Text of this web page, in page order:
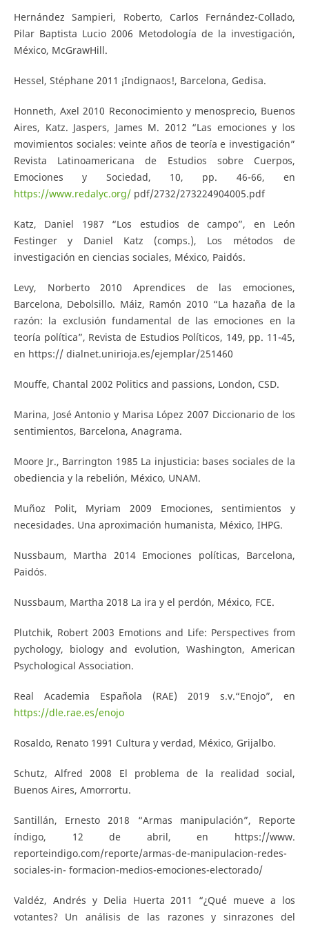
Hernández Sampieri, Roberto, Carlos Fernández-Collado,
Pilar Baptista Lucio 2006 Metodología de la investigación,
México, McGrawHill.
Hessel, Stéphane 2011 ¡Indignaos!, Barcelona, Gedisa.
Honneth, Axel 2010 Reconocimiento y menosprecio, Buenos
Aires, Katz. Jaspers, James M. 2012 “Las emociones y los
movimientos sociales: veinte años de teoría e investigación”
Revista Latinoamericana de Estudios sobre Cuerpos,
Emociones y Sociedad, 10, pp. 46-66, en
https://www.redalyc.org/pdf/2732/273224904005.pdf
Katz, Daniel 1987 “Los estudios de campo”, en León
Festinger y Daniel Katz (comps.), Los métodos de
investigación en ciencias sociales, México, Paidós.
Levy, Norberto 2010 Aprendices de las emociones,
Barcelona, Debolsillo. Máiz, Ramón 2010 “La hazaña de la
razón: la exclusión fundamental de las emociones en la
teoría política”, Revista de Estudios Políticos, 149, pp. 11-45,
en https:// dialnet.unirioja.es/ejemplar/251460
Mouffe, Chantal 2002 Politics and passions, London, CSD.
Marina, José Antonio y Marisa López 2007 Diccionario de los
sentimientos, Barcelona, Anagrama.
Moore Jr., Barrington 1985 La injusticia: bases sociales de la
obediencia y la rebelión, México, UNAM.
Muñoz Polit, Myriam 2009 Emociones, sentimientos y
necesidades. Una aproximación humanista, México, IHPG.
Nussbaum, Martha 2014 Emociones políticas, Barcelona,
Paidós.
Nussbaum, Martha 2018 La ira y el perdón, México, FCE.
Plutchik, Robert 2003 Emotions and Life: Perspectives from
pychology, biology and evolution, Washington, American
Psychological Association.
Real Academia Española (RAE) 2019 s.v.“Enojo”, en
https://dle.rae.es/enojo
Rosaldo, Renato 1991 Cultura y verdad, México, Grijalbo.
Schutz, Alfred 2008 El problema de la realidad social,
Buenos Aires, Amorrortu.
Santillán, Ernesto 2018 “Armas manipulación”, Reporte
índigo, 12 de abril, en https://www.
reporteindigo.com/reporte/armas-de-manipulacion-redes-
sociales-in- formacion-medios-emociones-electorado/
Valdéz, Andrés y Delia Huerta 2011 “¿Qué mueve a los
votantes? Un análisis de las razones y sinrazones del